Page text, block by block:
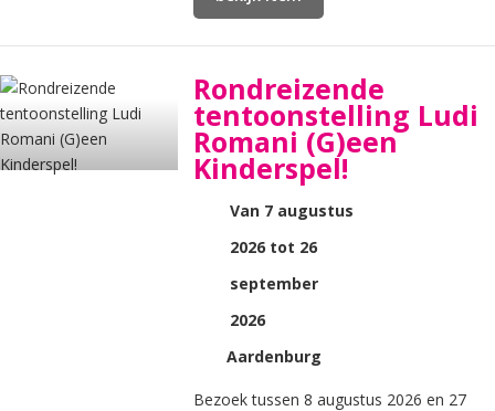
Rondreizende
tentoonstelling Ludi
Romani (G)een
Kinderspel!
Van 7 augustus
2026 tot 26
september
2026
Aardenburg
Bezoek tussen 8 augustus 2026 en 27